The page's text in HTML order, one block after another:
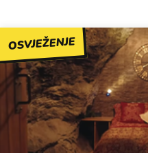
OSVJEŽENJE